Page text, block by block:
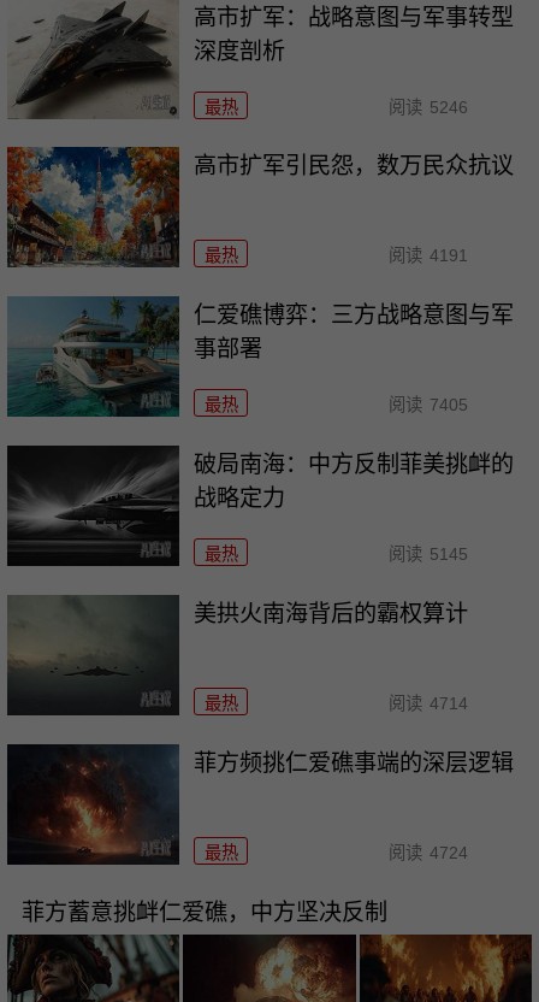
高市扩军：战略意图与军事转型
深度剖析
最热 阅读 5246
高市扩军引民怨，数万民众抗议
最热 阅读 4191
仁爱礁博弈：三方战略意图与军
事部署
最热 阅读 7405
破局南海：中方反制菲美挑衅的
战略定力
最热 阅读 5145
美拱火南海背后的霸权算计
最热 阅读 4714
菲方频挑仁爱礁事端的深层逻辑
最热 阅读 4724
菲方蓄意挑衅仁爱礁，中方坚决反制